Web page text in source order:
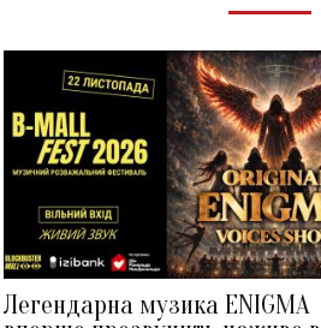
Легендарна музика ENIGMA